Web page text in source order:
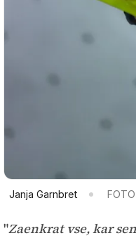
Janja Garnbret
"Zaenkrat vse, kar